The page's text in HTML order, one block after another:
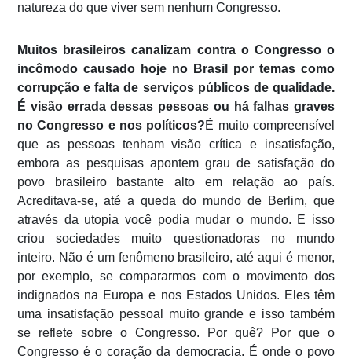
natureza do que viver sem nenhum Congresso.
Muitos brasileiros canalizam contra o Congresso o
incômodo causado hoje no Brasil por temas como
corrupção e falta de serviços públicos de qualidade.
É visão errada dessas pessoas ou há falhas graves
no Congresso e nos políticos?É muito compreensível
que as pessoas tenham visão crítica e insatisfação,
embora as pesquisas apontem grau de satisfação do
povo brasileiro bastante alto em relação ao país.
Acreditava-se, até a queda do mundo de Berlim, que
através da utopia você podia mudar o mundo. E isso
criou sociedades muito questionadoras no mundo
inteiro. Não é um fenômeno brasileiro, até aqui é menor,
por exemplo, se compararmos com o movimento dos
indignados na Europa e nos Estados Unidos. Eles têm
uma insatisfação pessoal muito grande e isso também
se reflete sobre o Congresso. Por quê? Por que o
Congresso é o coração da democracia. É onde o povo